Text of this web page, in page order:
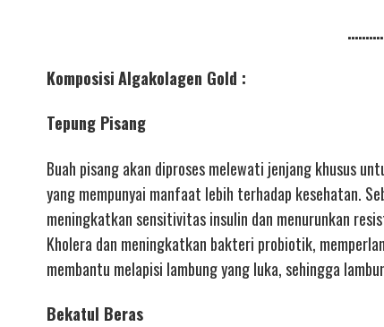
KomposisiAlgakolagen Gold :
Tepung Pisang
Buah pisang akan diproses melewati jenjang khusus
yang mempunyai manfaat lebih terhadap kesehatan.
meningkatkan sensitivitas insulin dan menurunkan
Kholera dan meningkatkan bakteri probiotik,
membantu melapisi lambung yang luka, sehingga
Bekatul Beras